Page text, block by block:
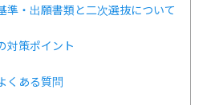
準・出願書類と二次選抜について
対策ポイント
くある質問